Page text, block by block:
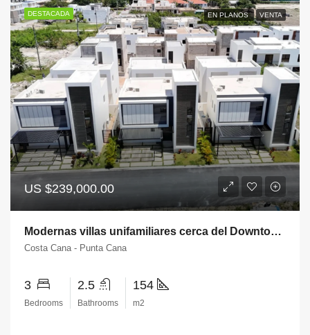
DESTACADA EN PLANOS VENTA
US $239,000.00
Modernas villas unifamiliares cerca del Downtown Punta Cana – Villas NOVE
Costa Cana - Punta Cana
3
Bedrooms
2.5
Bathrooms
154
m2